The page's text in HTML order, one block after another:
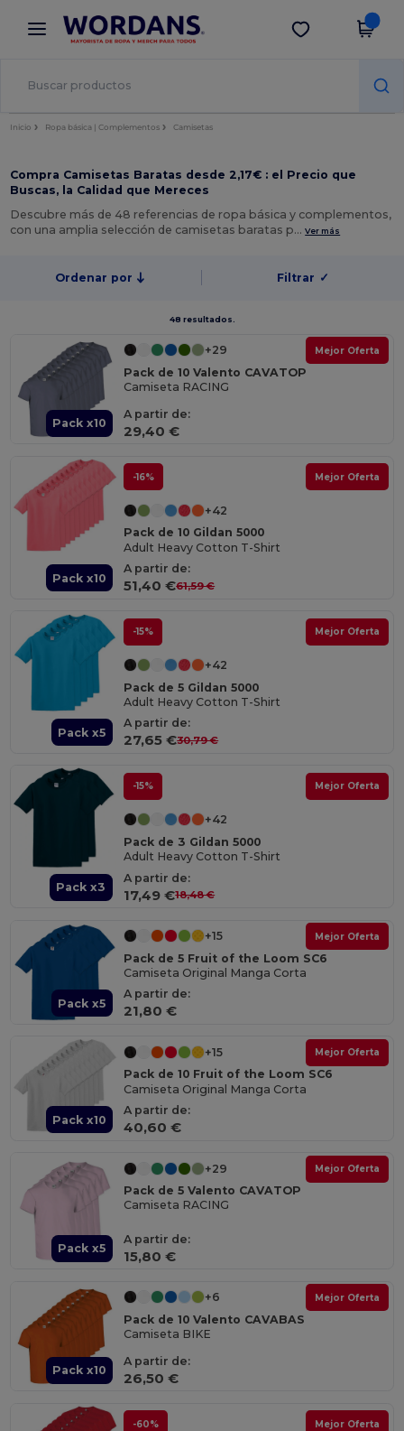
× App de Wordans
¡Mejores precios en app!
Descargar app
Inicio Ropa básica | Complementos Camisetas
Compra Camisetas Baratas desde 2,17€ : el Precio que
Buscas, la Calidad que Mereces
Descubre más de 48 referencias de ropa básica y complementos,
con una amplia selección de camisetas baratas p…Ver más
Ordenar por Filtrar ✓
48 resultados.
Pack x10
Mejor Oferta
+29
Pack de 10 Valento CAVATOP
Camiseta RACING
A partir de:
29,40 €
Pack x10
-16% Mejor Oferta
+42
Pack de 10 Gildan 5000
Adult Heavy Cotton T-Shirt
A partir de:
51,40 €61,59 €
Pack x5
-15% Mejor Oferta
+42
Pack de 5 Gildan 5000
Adult Heavy Cotton T-Shirt
A partir de:
27,65 €30,79 €
Pack x3
-15% Mejor Oferta
+42
Pack de 3 Gildan 5000
Adult Heavy Cotton T-Shirt
A partir de:
17,49 €18,48 €
Pack x5
Mejor Oferta
+15
Pack de 5 Fruit of the Loom SC6
Camiseta Original Manga Corta
A partir de:
21,80 €
Pack x10
Mejor Oferta
+15
Pack de 10 Fruit of the Loom SC6
Camiseta Original Manga Corta
A partir de:
40,60 €
Pack x5
Mejor Oferta
+29
Pack de 5 Valento CAVATOP
Camiseta RACING
A partir de:
15,80 €
Pack x10
Mejor Oferta
+6
Pack de 10 Valento CAVABAS
Camiseta BIKE
A partir de:
26,50 €
-60% Mejor Oferta